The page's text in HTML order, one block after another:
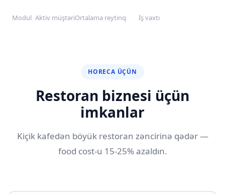
Modul Aktiv müştəriOrtalama reytinq İş vaxtı
HORECA ÜÇÜN
Restoran biznesi üçün
imkanlar
Kiçik kafedən böyük restoran zəncirinə qədər —
food cost-u 15-25% azaldın.